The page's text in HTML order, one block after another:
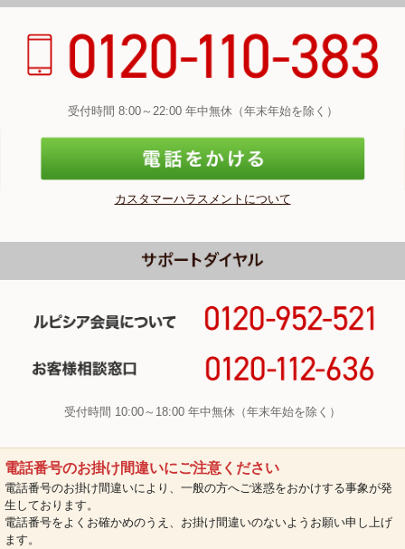
受付時間 8:00～22:00 年中無休（年末年始を除く）
カスタマーハラスメントについて
受付時間 10:00～18:00 年中無休（年末年始を除く）
電話番号のお掛け間違いにご注意ください
電話番号のお掛け間違いにより、一般の方へご迷惑をおかけする事象が発
生しております。
電話番号をよくお確かめのうえ、お掛け間違いのないようお願い申し上げ
ます。